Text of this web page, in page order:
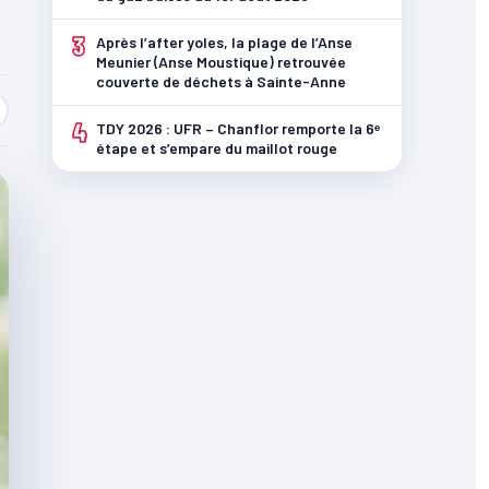
3 Après l’after yoles, la plage de l’Anse
Meunier (Anse Moustique) retrouvée
couverte de déchets à Sainte-Anne
4 TDY 2026 : UFR – Chanflor remporte la 6ᵉ
étape et s’empare du maillot rouge